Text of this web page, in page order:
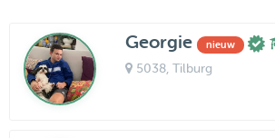
Georgie nieuw
5038, Tilburg